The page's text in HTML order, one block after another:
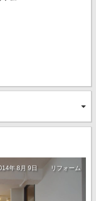
年 8月 9日 リフォーム